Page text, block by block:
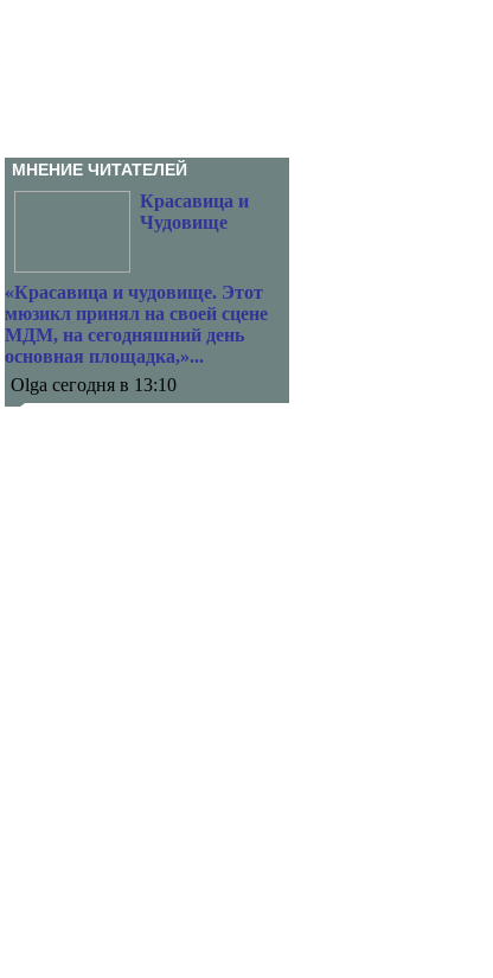
МНЕНИЕ ЧИТАТЕЛЕЙ
Красавица и
Чудовище
«Красавица и чудовище. Этот
мюзикл принял на своей сцене
МДМ, на сегодняшний день
основная площадка,»...
Olga сегодня в 13:10